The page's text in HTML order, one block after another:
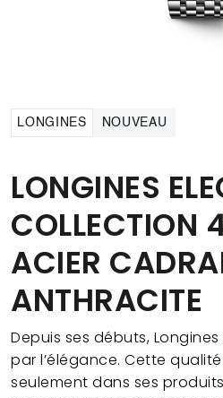
LONGINES NOUVEAU
LONGINES
COLLECTION
ACIER
ANTHRACITE
Depuis ses débuts,
par l’élégance. Cette
seulement dans ses